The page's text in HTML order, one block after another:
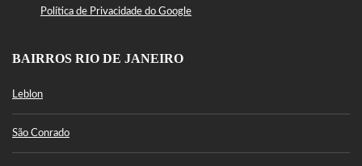
Política de Privacidade do Google
BAIRROS RIO DE JANEIRO
Leblon
São Conrado